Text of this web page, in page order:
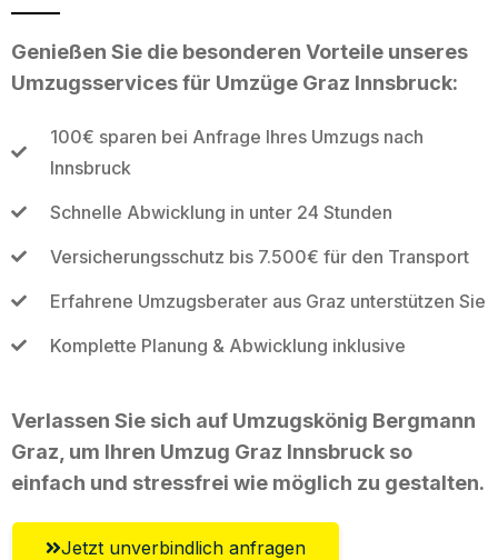
Genießen Sie die besonderen Vorteile unseres
Umzugsservices für Umzüge Graz Innsbruck:
100€ sparen bei Anfrage Ihres Umzugs nach
Innsbruck
Schnelle Abwicklung in unter 24 Stunden
Versicherungsschutz bis 7.500€ für den Transport
Erfahrene Umzugsberater aus Graz unterstützen Sie
Komplette Planung & Abwicklung inklusive
Verlassen Sie sich auf Umzugskönig Bergmann
Graz, um Ihren Umzug Graz Innsbruck so
einfach und stressfrei wie möglich zu gestalten.
Jetzt unverbindlich anfragen